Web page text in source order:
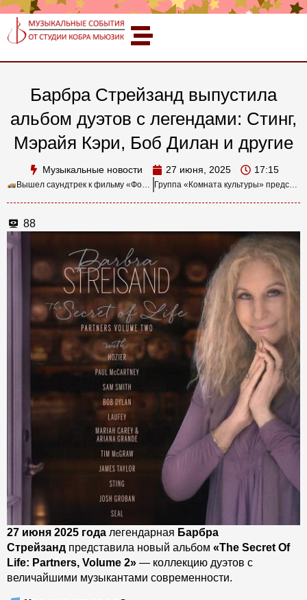
Барбра Стрейзанд выпустила
альбом дуэтов с легендами: Стинг,
Мэрайя Кэри, Боб Дилан и другие
Музыкальные новости 27 июня, 2025 17:15
Вышел саундтрек к фильму «Формула-1»: Ханс Циммер, Эд Ширан и Doja Cat на высокой скорости Группа «Комната культуры» представила саундтрек к сериалу ТНТ «Остаться друзьями»
88
27 июня 2025 года легендарная Барбра
Стрейзанд представила новый альбом «The Secret Of
Life: Partners, Volume 2» — коллекцию дуэтов с
величайшими музыкантами современности.